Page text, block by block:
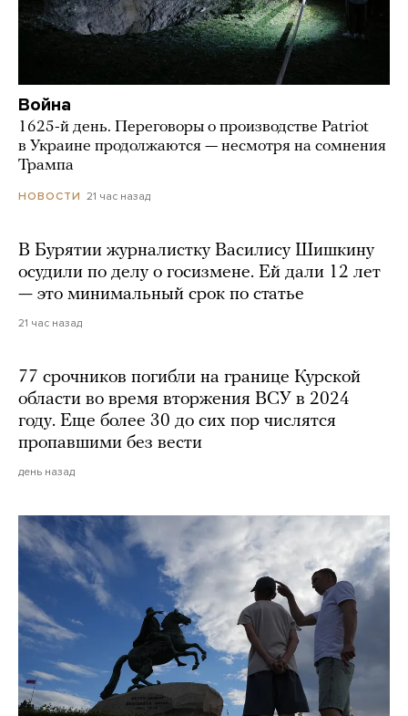
Война
1625-й день. Переговоры о производстве Patriot
в Украине продолжаются — несмотря на сомнения
Трампа
НОВОСТИ 21 час назад
В Бурятии журналистку Василису Шишкину
осудили по делу о госизмене. Ей дали 12 лет
— это минимальный срок по статье
21 час назад
77 срочников погибли на границе Курской
области во время вторжения ВСУ в 2024
году. Еще более 30 до сих пор числятся
пропавшими без вести
день назад